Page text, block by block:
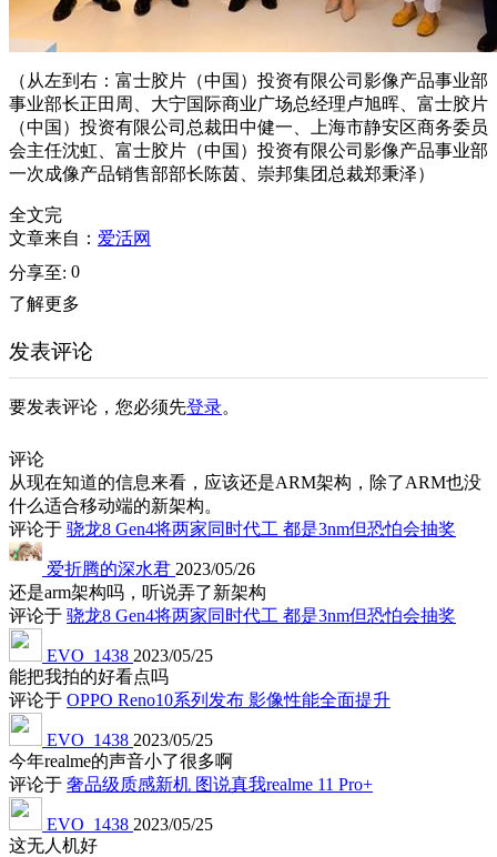
（从左到右：富士胶片（中国）投资有限公司影像产品事业部
事业部长正田周、大宁国际商业广场总经理卢旭晖、富士胶片
（中国）投资有限公司总裁田中健一、上海市静安区商务委员
会主任沈虹、富士胶片（中国）投资有限公司影像产品事业部
一次成像产品销售部部长陈茵、崇邦集团总裁郑秉泽）
全文完
文章来自： 爱活网
分享至: 0
了解更多
发表评论
要发表评论，您必须先登录。
评论
从现在知道的信息来看，应该还是ARM架构，除了ARM也没
什么适合移动端的新架构。
评论于 骁龙8 Gen4将两家同时代工 都是3nm但恐怕会抽奖
爱折腾的深水君 2023/05/26
还是arm架构吗，听说弄了新架构
评论于 骁龙8 Gen4将两家同时代工 都是3nm但恐怕会抽奖
EVO_1438 2023/05/25
能把我拍的好看点吗
评论于 OPPO Reno10系列发布 影像性能全面提升
EVO_1438 2023/05/25
今年realme的声音小了很多啊
评论于 奢品级质感新机 图说真我realme 11 Pro+
EVO_1438 2023/05/25
这无人机好